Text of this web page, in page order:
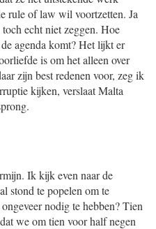
rule of law wil voortzetten. Ja
echt niet zeggen. Hoe
agenda komt? Het lijkt er
is om het alleen over
zijn best redenen voor, zeg ik
kijken, verslaat Malta
Ik kijk even naar de
stond te popelen om te
nodig te hebben? Tien
we om tien voor half negen